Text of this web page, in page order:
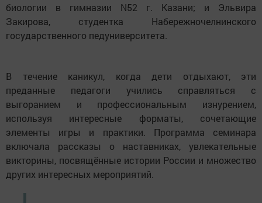
биологии в гимназии N52 г. Казани; и Эльвира
Закирова, студентка Набережночелнинского
государственного педуниверситета.
В течение каникул, когда дети отдыхают, эти
преданные педагоги учились справляться с
выгоранием и профессиональным изнурением,
используя интересные форматы, сочетающие
элементы игры и практики. Программа семинара
включала рассказы о наставниках, увлекательные
викторины, посвящённые истории России и множество
других интересных мероприятий.